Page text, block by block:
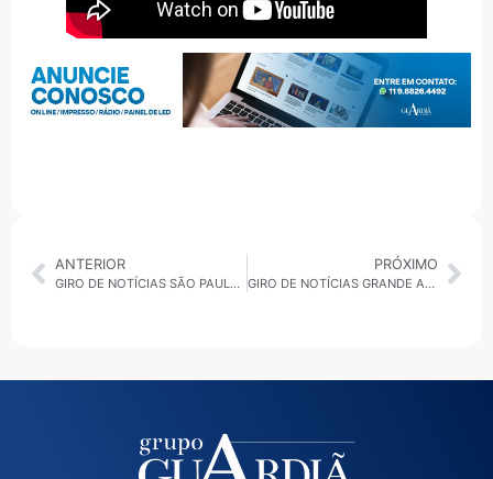
ANTERIOR
GIRO DE NOTÍCIAS SÃO PAULO 18/09/2025
PRÓXIMO
GIRO DE NOTÍCIAS GRANDE ABC 18/09/2025